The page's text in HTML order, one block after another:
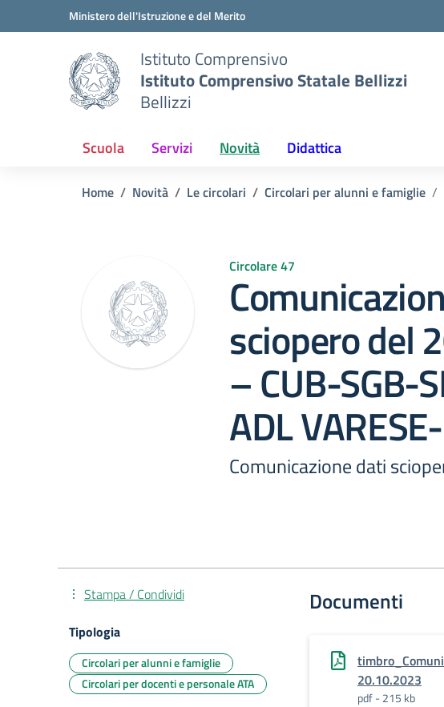
Vai ai contenuti
Vai al menu di navigazioneMinistero dell'Istruzione e del Merito
Istituto Comprensivo
Istituto Comprensivo Statale Bellizzi
Bellizzi
Scuola Servizi Novità Didattica
Home Novità Le circolari Circolari per alunni e famiglie
Circolare 47
sciopero del
– CUB-SGB-
ADL
Comunicazione dati
Documenti
20.10.2023
pdf - 215 kb
Stampa / Condividi
Tipologia
Circolari per alunni e famiglie
Circolari per docenti e personale ATA